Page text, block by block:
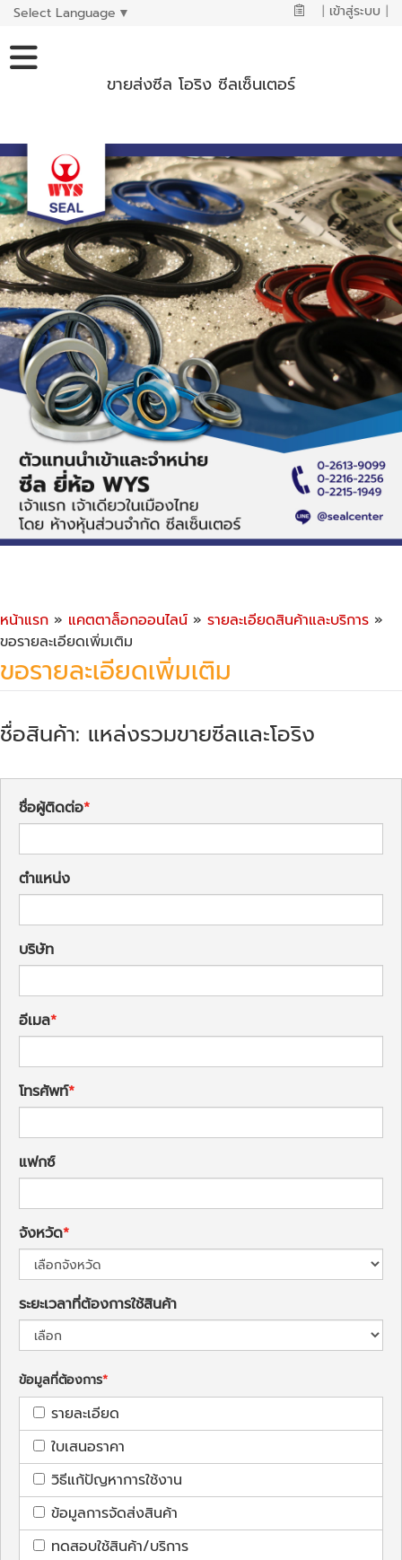
Select Language ▼ | เข้าสู่ระบบ |
ขายส่งซีล โอริง ซีลเซ็นเตอร์
หน้าแรก » แคตตาล็อกออนไลน์ » รายละเอียดสินค้าและบริการ »
ขอรายละเอียดเพิ่มเติม
ขอรายละเอียดเพิ่มเติม
ชื่อสินค้า: แหล่งรวมขายซีลและโอริง
ชื่อผู้ติดต่อ
ตำแหน่ง
บริษัท
อีเมล
โทรศัพท์
แฟกซ์
จังหวัด
ระยะเวลาที่ต้องการใช้สินค้า
ข้อมูลที่ต้องการ
รายละเอียด
ใบเสนอราคา
วิธีแก้ปัญหาการใช้งาน
ข้อมูลการจัดส่งสินค้า
ทดสอบใช้สินค้า/บริการ